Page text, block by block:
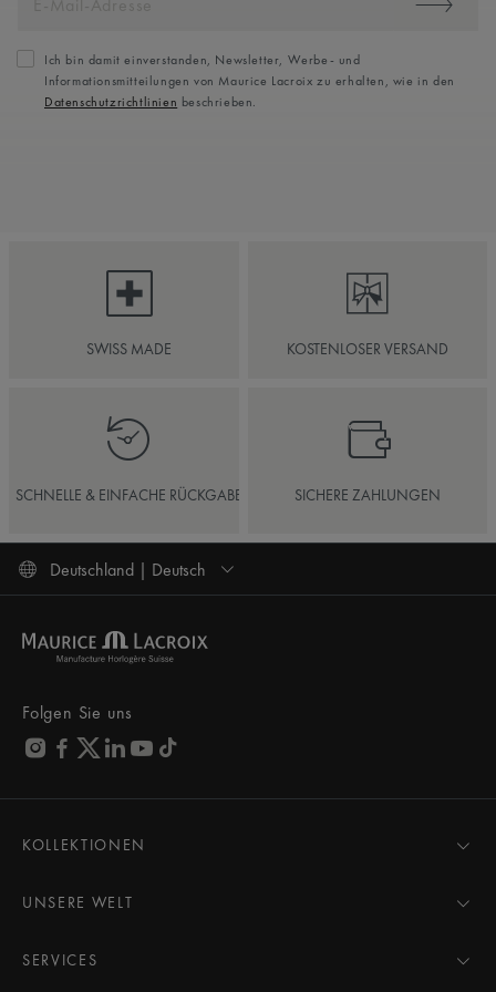
Ich bin damit einverstanden, Newsletter, Werbe- und
Informationsmitteilungen von Maurice Lacroix zu erhalten, wie in den
Datenschutzrichtlinien beschrieben.
SWISS MADE KOSTENLOSER VERSAND
SCHNELLE & EINFACHE RÜCKGABE SICHERE ZAHLUNGEN
Deutschland | Deutsch
Folgen Sie uns
KOLLEKTIONEN
AIKON
PONTOS
UNSERE WELT
Pressebereich
SERVICES